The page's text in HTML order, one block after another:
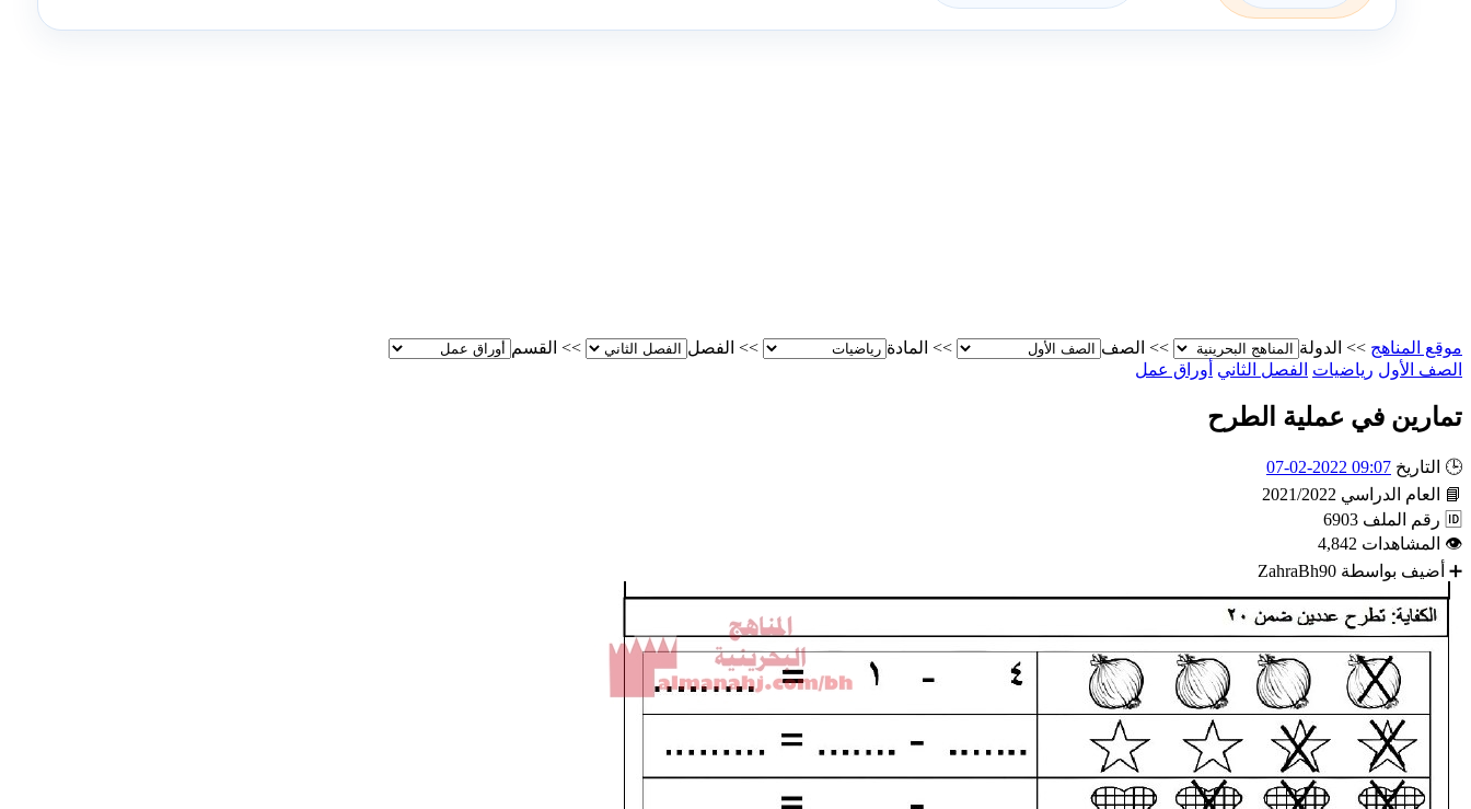
موقع المناهج >> الدولة >> الصف >> المادة >> الفصل >> القسم
الصف الأول رياضيات الفصل الثاني أوراق عمل
تمارين في عملية الطرح
🕒 التاريخ 09:07 2022-02-07
📘
العام الدراسي 2021/2022
🆔 رقم الملف 6903
👁 المشاهدات 4,842
➕ أضيف بواسطة ZahraBh90